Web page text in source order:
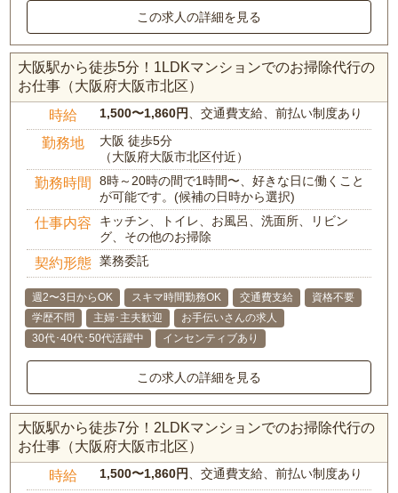
この求人の詳細を見る
大阪駅から徒歩5分！1LDKマンションでのお掃除代行の
お仕事（大阪府大阪市北区）
時給 1,500〜1,860円、交通費支給、前払い制度あり
勤務地
大阪 徒歩5分
（大阪府大阪市北区付近）
勤務時間
8時～20時の間で1時間〜、好きな日に働くこと
が可能です。(候補の日時から選択)
仕事内容
キッチン、トイレ、お風呂、洗面所、リビン
グ、その他のお掃除
契約形態 業務委託
週2〜3日からOK スキマ時間勤務OK 交通費支給
資格不要
学歴不問
主婦･主夫歓迎
お手伝いさんの求人
30代･40代･50代活躍中
インセンティブあり
この求人の詳細を見る
大阪駅から徒歩7分！2LDKマンションでのお掃除代行の
お仕事（大阪府大阪市北区）
時給 1,500〜1,860円、交通費支給、前払い制度あり